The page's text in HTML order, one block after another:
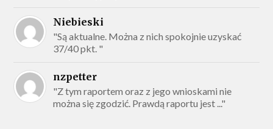
Niebieski
"Są aktualne. Można z nich spokojnie uzyskać
37/40 pkt. "
nzpetter
"Z tym raportem oraz z jego wnioskami nie
można się zgodzić. Prawdą raportu jest ..."